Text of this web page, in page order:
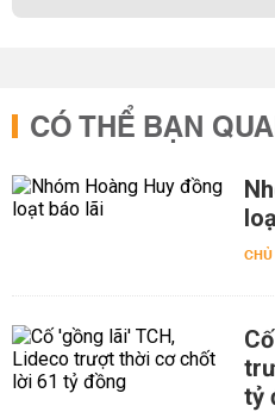
CÓ THỂ BẠN
tỷ